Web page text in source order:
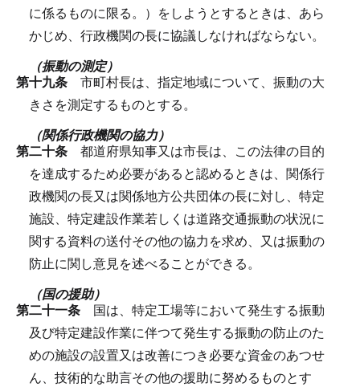
に係るものに限る。）をしようとするときは、あら
かじめ、行政機関の長に協議しなければならない。
（振動の測定）
第十九条 市町村長は、指定地域について、振動の大
きさを測定するものとする。
（関係行政機関の協力）
第二十条 都道府県知事又は市長は、この法律の目的
を達成するため必要があると認めるときは、関係行
政機関の長又は関係地方公共団体の長に対し、特定
施設、特定建設作業若しくは道路交通振動の状況に
関する資料の送付その他の協力を求め、又は振動の
防止に関し意見を述べることができる。
（国の援助）
第二十一条 国は、特定工場等において発生する振動
及び特定建設作業に伴つて発生する振動の防止のた
めの施設の設置又は改善につき必要な資金のあつせ
ん、技術的な助言その他の援助に努めるものとす